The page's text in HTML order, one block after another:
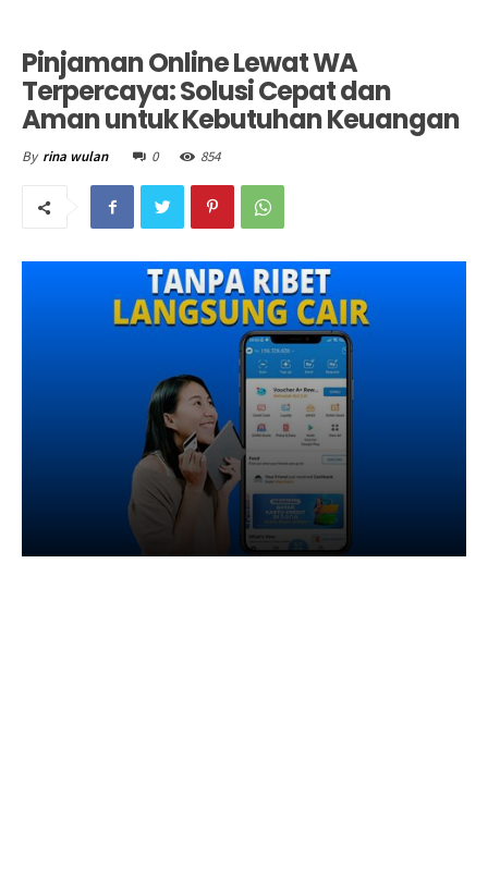
Pinjaman Online Lewat WA
Terpercaya: Solusi Cepat dan
Aman untuk Kebutuhan Keuangan
By rina wulan 0 854